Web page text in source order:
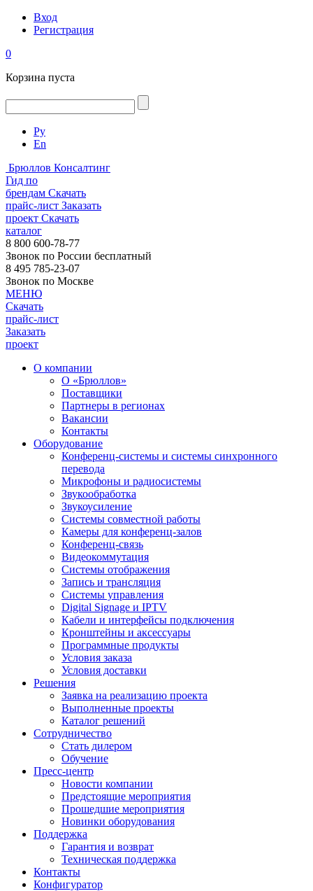
Вход
Регистрация
0
Корзина пуста
Ру
En
Брюллов Консалтинг
Гид по
брендам Скачать
прайс-лист Заказать
проект Скачать
каталог
8 800 600-78-77
Звонок по России бесплатный
8 495 785-23-07
Звонок по Москве
МЕНЮ
Скачать
прайс-лист
Заказать
проект
О компании
О «Брюллов»
Поставщики
Партнеры в регионах
Вакансии
Контакты
Оборудование
Конференц-системы и системы синхронного
перевода
Микрофоны и радиосистемы
Звукообработка
Звукоусиление
Системы совместной работы
Камеры для конференц-залов
Конференц-связь
Видеокоммутация
Системы отображения
Запись и трансляция
Системы управления
Digital Signage и IPTV
Кабели и интерфейсы подключения
Кронштейны и аксессуары
Программные продукты
Условия заказа
Условия доставки
Решения
Заявка на реализацию проекта
Выполненные проекты
Каталог решений
Сотрудничество
Стать дилером
Обучение
Пресс-центр
Новости компании
Предстоящие мероприятия
Прошедшие мероприятия
Новинки оборудования
Поддержка
Гарантия и возврат
Техническая поддержка
Контакты
Конфигуратор